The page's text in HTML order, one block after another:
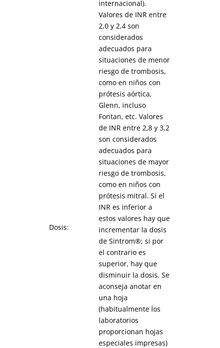
Dosis:
internacional).
Valores de INR entre
2,0 y 2,4 son
considerados
adecuados para
situaciones de menor
riesgo de trombosis,
como en niños con
prótesis aórtica,
Glenn, incluso
Fontan, etc. Valores
de INR entre 2,8 y 3,2
son considerados
adecuados para
situaciones de mayor
riesgo de trombosis,
como en niños con
prótesis mitral. Si el
INR es inferior a
estos valores hay que
incrementar la dosis
de Sintrom®; si por
el contrario es
superior, hay que
disminuir la dosis. Se
aconseja anotar en
una hoja
(habitualmente los
laboratorios
proporcionan hojas
especiales impresas)